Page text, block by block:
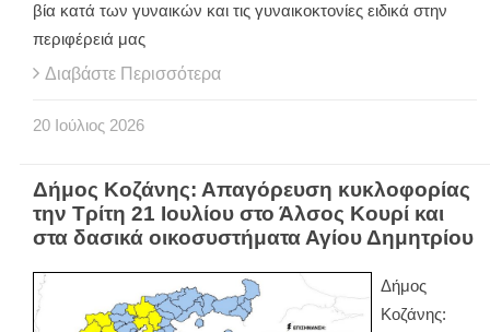
βία κατά των γυναικών και τις γυναικοκτονίες ειδικά στην
περιφέρειά μας
Διαβάστε Περισσότερα
20 Ιούλιος 2026
Δήμος Κοζάνης: Απαγόρευση κυκλοφορίας
την Τρίτη 21 Ιουλίου στο Άλσος Κουρί και
στα δασικά οικοσυστήματα Αγίου Δημητρίου
Δήμος
Κοζάνης: